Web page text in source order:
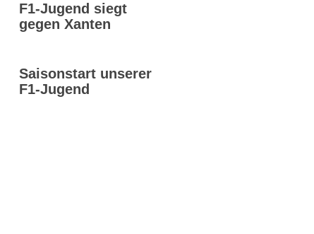
F1-Jugend siegt
gegen Xanten
Saisonstart unserer
F1-Jugend